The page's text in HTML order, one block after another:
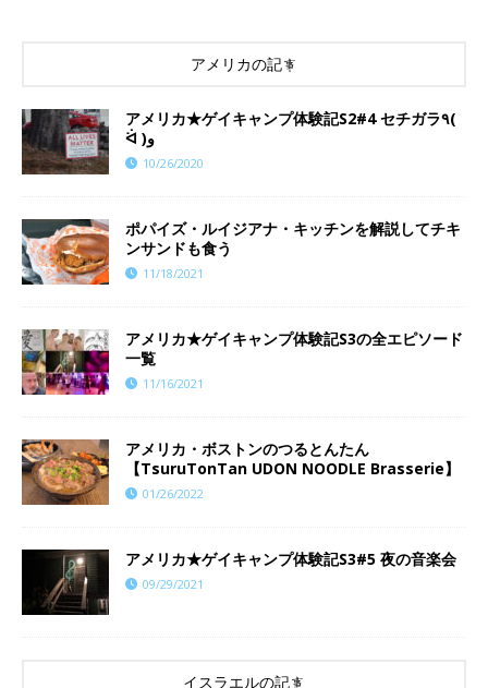
アメリカの記事
アメリカ★ゲイキャンプ体験記S2#4 セチガラ٩(
ᐛ )و
10/26/2020
ポパイズ・ルイジアナ・キッチンを解説してチキ
ンサンドも食う
11/18/2021
アメリカ★ゲイキャンプ体験記S3の全エピソード
一覧
11/16/2021
アメリカ・ボストンのつるとんたん
【TsuruTonTan UDON NOODLE Brasserie】
01/26/2022
アメリカ★ゲイキャンプ体験記S3#5 夜の音楽会
09/29/2021
イスラエルの記事